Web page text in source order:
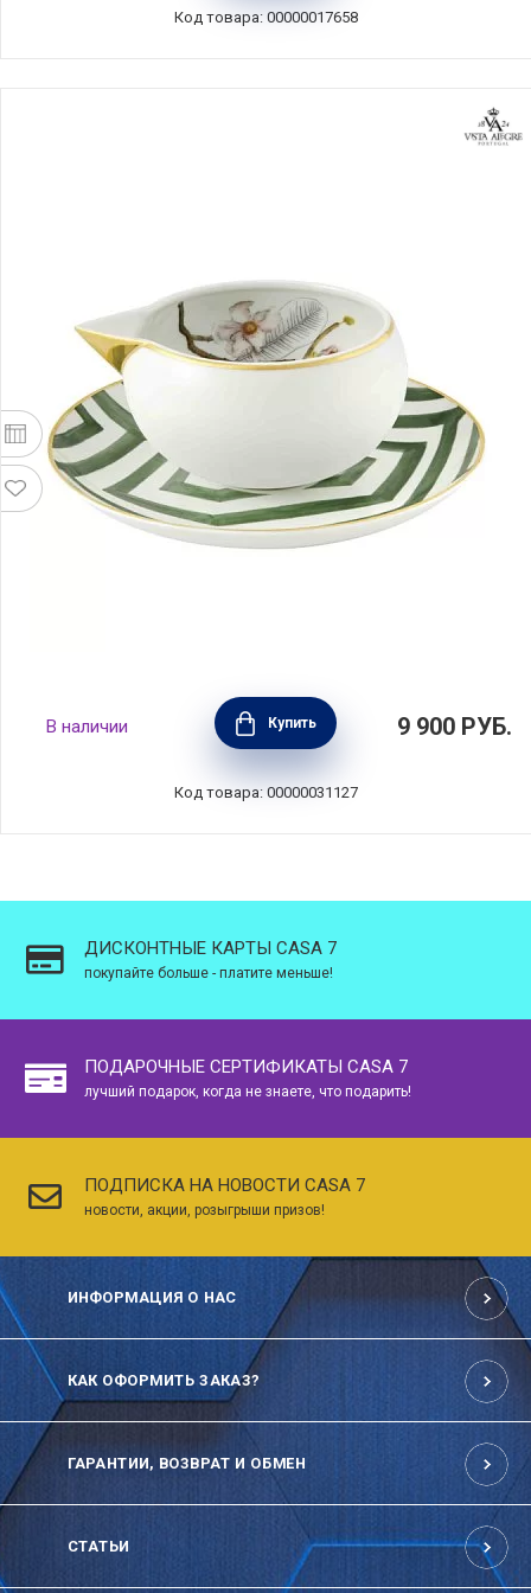
Код товара: 00000017658
Соусник с подставкой "Амазония", 500 мл,
цвет белый + декор, фарфор, Vista Alegre,
Португалия, VA-21133545
В наличии Купить 9 900 РУБ.
Код товара: 00000031127
ДИСКОНТНЫЕ КАРТЫ CASA 7
покупайте больше - платите меньше!
ПОДАРОЧНЫЕ СЕРТИФИКАТЫ CASA 7
лучший подарок, когда не знаете, что подарить!
ПОДПИСКА НА НОВОСТИ CASA 7
новости, акции, розыгрыши призов!
ИНФОРМАЦИЯ О НАС
КАК ОФОРМИТЬ ЗАКАЗ?
ГАРАНТИИ, ВОЗВРАТ И ОБМЕН
СТАТЬИ